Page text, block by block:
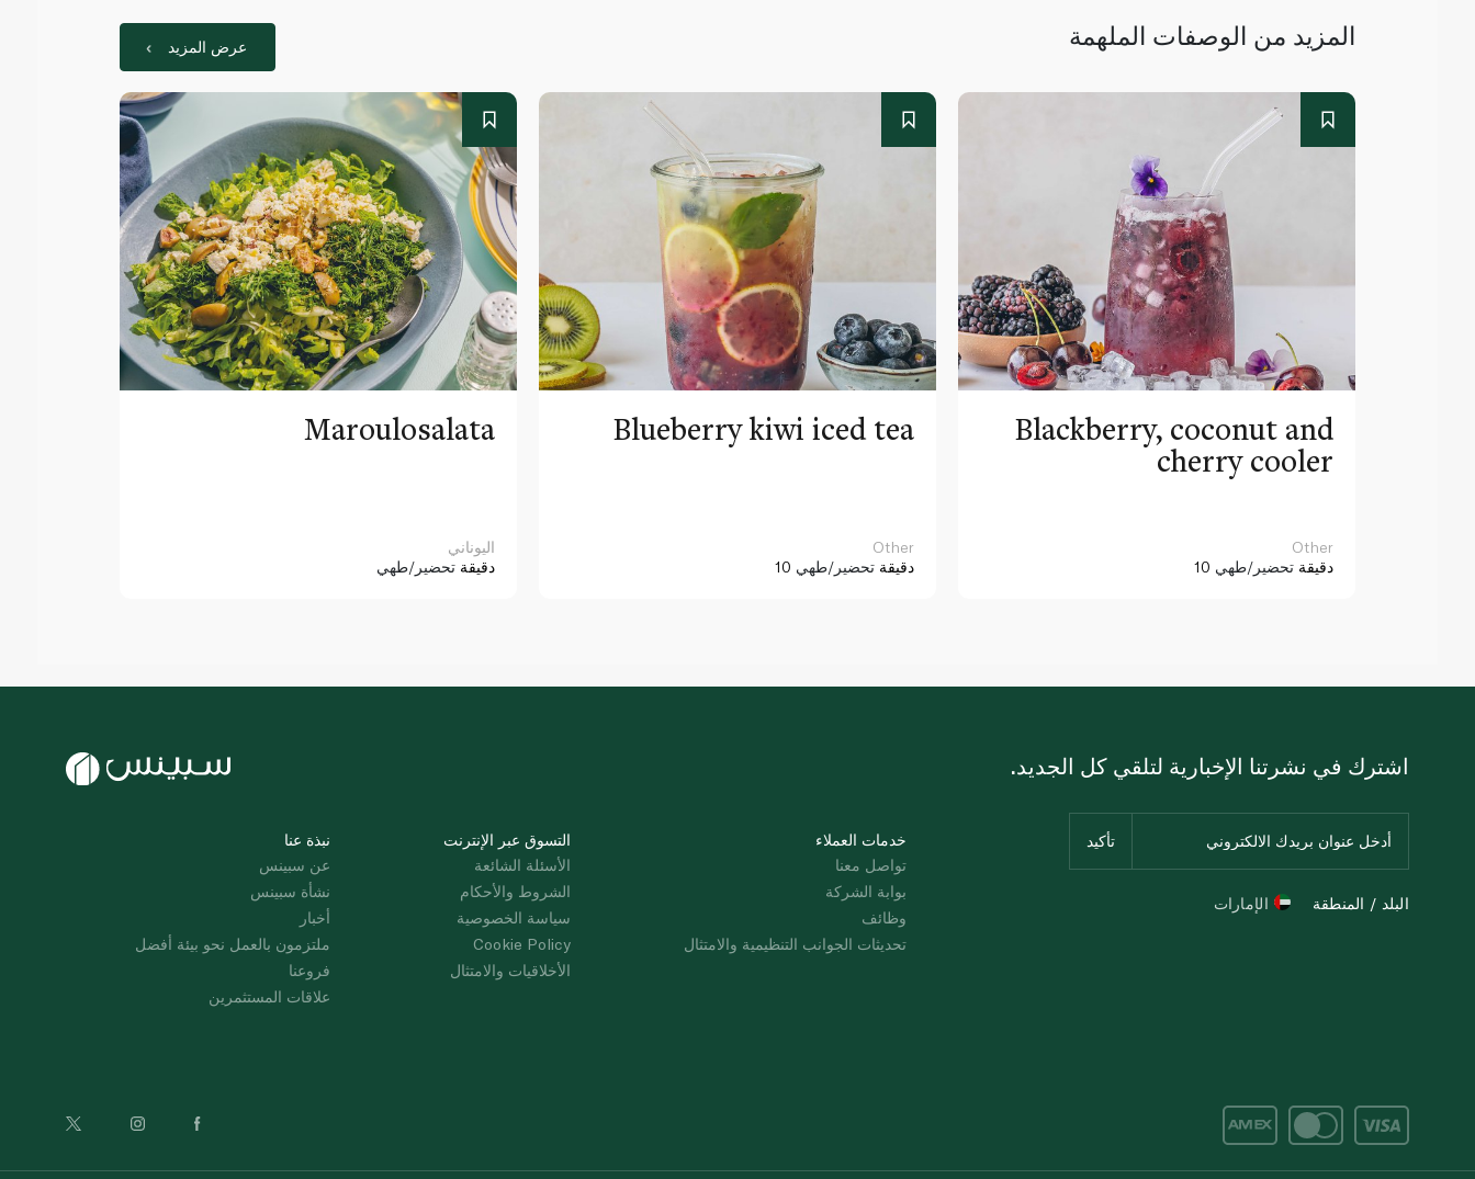
المزيد من الوصفات الملهمة عرض المزيد
Maroulosalata
اليوناني
دقيقة تحضير/طهي
Blueberry kiwi iced tea
Other
10 دقيقة تحضير/طهي
Blackberry, coconut and
cherry cooler
Other
10 دقيقة تحضير/طهي
نبذة عنا
عن سبينس
نشأة سبينس
أخبار
ملتزمون بالعمل نحو بيئة أفضل
فروعنا
علاقات المستثمرين
التسوق عبر الإنترنت
الأسئلة الشائعة
الشروط والأحكام
سياسة الخصوصية
Cookie Policy
الأخلاقيات والامتثال
خدمات العملاء
تواصل معنا
بوابة الشركة
وظائف
تحديثات الجوانب التنظيمية والامتثال
اشترك في نشرتنا الإخبارية لتلقي كل الجديد.
البلد / المنطقة الإمارات